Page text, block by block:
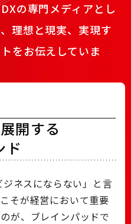
の専門メディアとし
理想と現実、実現す
をお伝えしていま
開する
ド
ネスにならない」と言
そが経営において重要
が、ブレインパッドで